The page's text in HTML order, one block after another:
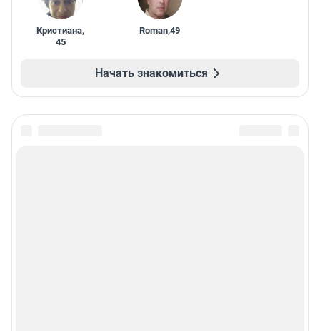
Кристиана,
45
Roman,49
Начать знакомиться